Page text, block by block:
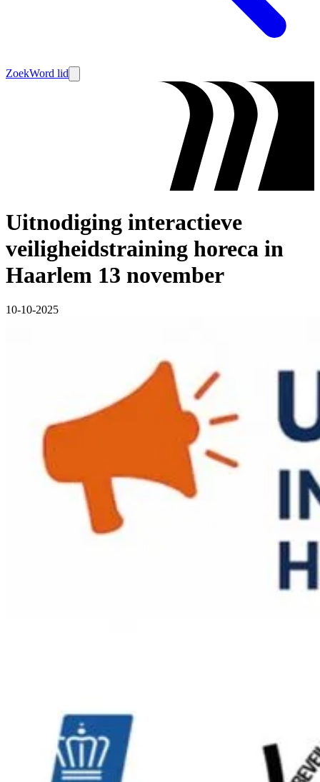
ZoekWord lid
Uitnodiging interactieve
veiligheidstraining horeca in
Haarlem 13 november
10-10-2025